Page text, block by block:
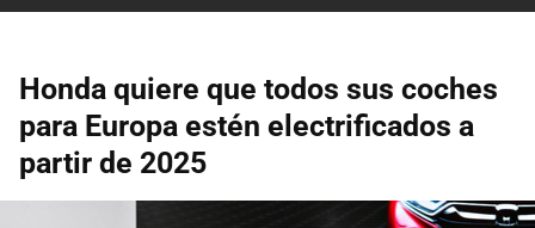
Honda quiere que todos sus coches
para Europa estén electrificados a
partir de 2025